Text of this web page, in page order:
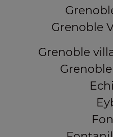
Grenoble
Grenoble